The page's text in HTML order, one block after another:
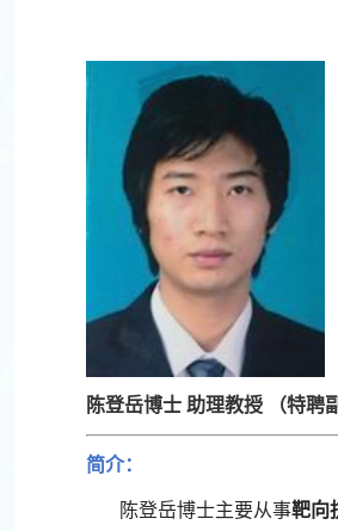
陈登岳博士 助理教授 （特聘
简介：
陈登岳博士主要从事靶向